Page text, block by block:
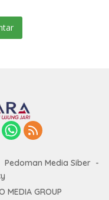
Pedoman Media Siber
MEDIA GROUP